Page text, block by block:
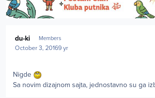
du-ki Members
October 3, 20169 yr
Nigde
Sa novim dizajnom sajta, jednostavno su ga